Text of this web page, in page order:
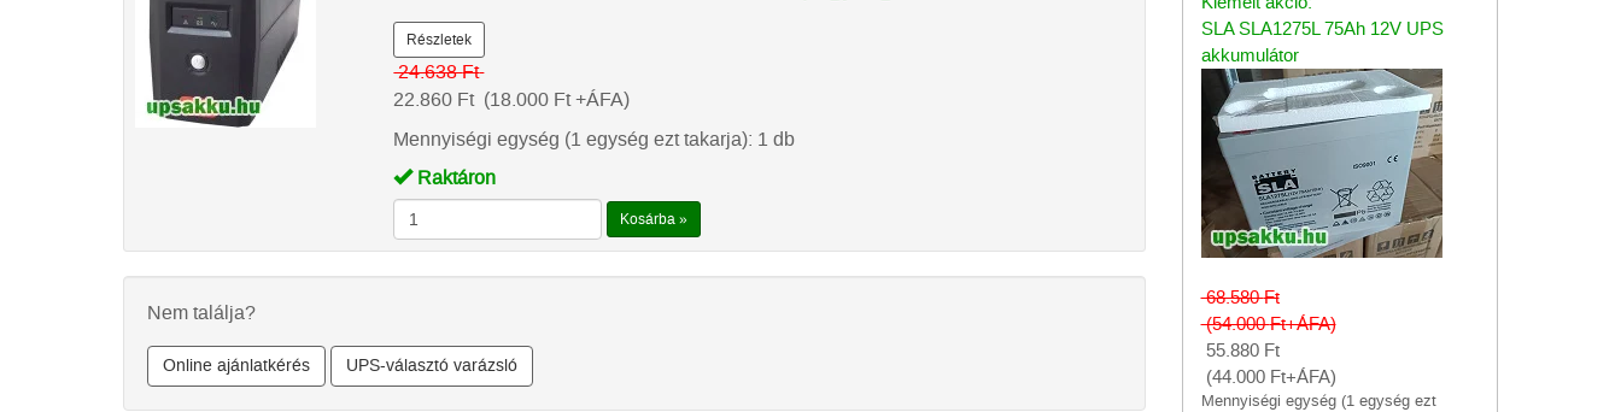
Részletek
24.638Ft
22.860 Ft(18.000 Ft+ÁFA)
Mennyiségi egység (1 egység ezt takarja): 1 db
Raktáron
Kosárba »
Nem találja?
Online ajánlatkérés UPS-választó varázsló
SLA SLA1275L 75Ah 12V UPS
akkumulátor
68.580Ft
(54.000Ft+ÁFA)
55.880 Ft
(44.000 Ft+ÁFA)
Mennyiségi egység (1 egység ezt